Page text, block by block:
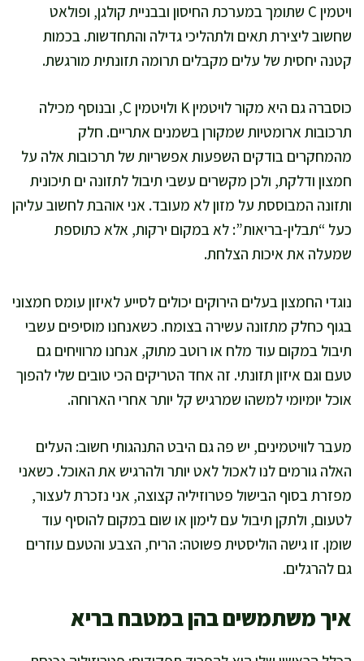
ויטמין C שתומך במערכת החיסון ובבניית קולגן, ופולאט
שחשוב ליצירת תאים ולתהליכי גדילה והתחדשות. בכמות
קטנה יחסית של עלים מקבלים תרומה תזונתית מורגשת.
כוסברה גם היא מקור לויטמין K ולויטמין C, ובנוסף מכילה
תרכובות ארומטיות שמקורן בשמנים אתריים. חלק
מהמחקרים בודקים השפעות אפשריות של תרכובות אלה על
חמצון ודלקת, ולכן מקשרים עשבי תיבול לתזונה ים תיכונית
ותזונה המבוססת על מזון לא מעובד. אני אוהבת לחשוב עליהן
כעל “תבלין-בריאות”: לא במקום ירקות, אלא כתוספת
שמעלה את איכות הצלחת.
נוגדי החמצון בעלים הירוקים יכולים לסייע לאיזון עומס חמצוני
בגוף כחלק מתזונה עשירה בצומח. כשאנחנו מוסיפים עשבי
תיבול במקום עוד מלח או רוטב מתוק, אנחנו מרוויחים גם
טעם וגם איזון תזונתי. זה אחד הטריקים הכי טובים שלי להפוך
אוכל יומיומי למשהו שמרגיש קל יותר אחרי הארוחה.
מעבר לוויטמינים, יש פה גם היבט התנהגותי חשוב: העלים
האלה גורמים לנו לאכול לאט יותר ולהרגיש את האוכל. כשאני
מפזרת בסוף הבישול פטרוזיליה קצוצה, אני נזכרת לעצור,
לטעום, ולתקן תיבול עם לימון או שום במקום להוסיף עוד
שומן. זו גישה הוליסטית פשוטה: הריח, הצבע והטעם עוזרים
גם להרגלים.
איך משתמשים בהן במטבח בריא